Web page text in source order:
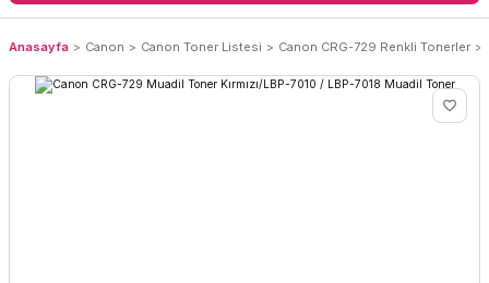
Anasayfa Canon Canon Toner Listesi Canon CRG-729 Renkli Tonerler